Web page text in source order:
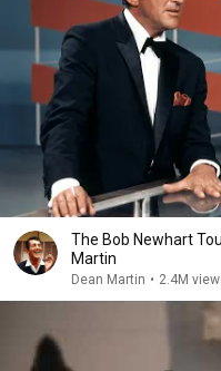
The Bob Newhart
Martin
Dean Martin • 2.4M